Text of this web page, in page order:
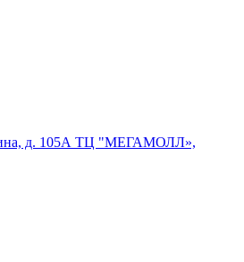
д. 105А ТЦ "МЕГАМОЛЛ»,